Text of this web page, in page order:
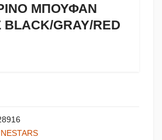
ΜΠΟΥΦΑΝ
GRAY/RED